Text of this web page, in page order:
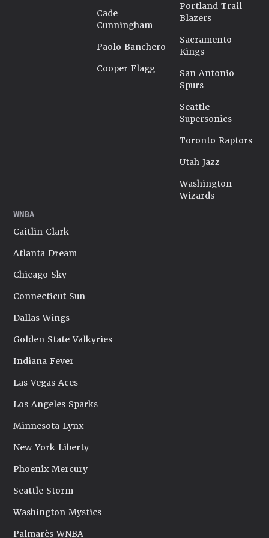
Cade
Cunningham
Paolo Banchero
Cooper Flagg
Portland Trail
Blazers
Sacramento
Kings
San Antonio
Spurs
Seattle
Supersonics
Toronto Raptors
Utah Jazz
Washington
Wizards
WNBA
Caitlin Clark
Atlanta Dream
Chicago Sky
Connecticut Sun
Dallas Wings
Golden State Valkyries
Indiana Fever
Las Vegas Aces
Los Angeles Sparks
Minnesota Lynx
New York Liberty
Phoenix Mercury
Seattle Storm
Washington Mystics
Palmarès WNBA